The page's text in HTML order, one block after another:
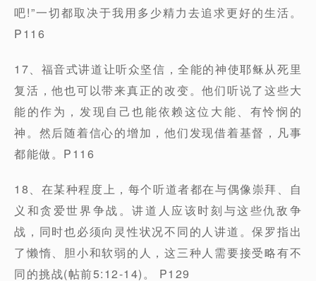
吧!”一切都取决于我用多少精力去追求更好的生活。
P116
17、福音式讲道让听众坚信，全能的神使耶稣从死里
复活，他也可以带来真正的改变。他们听说了这些大
能的作为，发现自己也能依赖这位大能、有怜悯的
神。然后随着信心的增加，他们发现借着基督，凡事
都能做。P116
18、在某种程度上，每个听道者都在与偶像崇拜、自
义和贪爱世界争战。讲道人应该时刻与这些仇敌争
战，同时也必须向灵性状况不同的人讲道。保罗指出
了懒惰、胆小和软弱的人，这三种人需要接受略有不
同的挑战(帖前5:12-14)。 P129